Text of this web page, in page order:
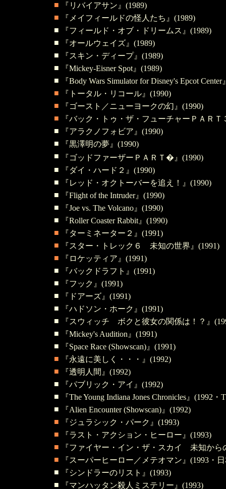
■
『リバイアサン』(1989)
■
『メイフィールドの怪人たち』(1989)
■
『フィールド・オブ・ドリームス』(1989)
■
『オールウェイズ』(1989)
■
『スキン・ディープ』(1989)
■
『Mickey-Eisner Spot』(1989)
■
『Body Wars Simulator for Disney's Epcot Center
■
『トータル・リコール』(1990)
■
『ゴースト／ニューヨークの幻』(1990)
■
『バック・トゥ・ザ・フューチャーＰＡＲＴ
■
『アラクノフォビア』(1990)
■
『黒澤明の夢』(1990)
■
『ゴッドファーザーＰＡＲＴ�』(1990)
■
『ダイ・ハード２』(1990)
■
『レッド・オクトーバーを追え！』(1990)
■
『Flight of the Intruder』(1990)
■
『Joe vs. The Volcano』(1990)
■
『Roller Coaster Rabbit』(1990)
■
『ターミネーター２』(1991)
■
『スター・トレック６ 未知の世界』(1991)
■
『ロケッティア』(1991)
■
『バックドラフト』(1991)
■
『フック』(1991)
■
『ドアーズ』(1991)
■
『ハドソン・ホーク』(1991)
■
『スウィッチ ボクと彼女の関係は！？』
■
『Mickey's Audition』(1991)
■
『Space Race (Showscan)』(1991)
■
『永遠に美しく・・・』(1992)
■
『透明人間』(1992)
■
『パブリック・アイ』(1992)
■
『The Young Indiana Jones Chronicles』(1992・
■
『Alien Encounter (Showscan)』(1992)
■
『ジュラシック・パーク』(1993)
■
『ラスト・アクション・ヒーロー』(1993)
■
『ファイヤー・イン・ザ・スカイ 未知から
■
『スーパーヒーロー／メテオマン』(1993・
■
『シンドラーのリスト』(1993)
■
『マンハッタン殺人ミステリー』(1993)